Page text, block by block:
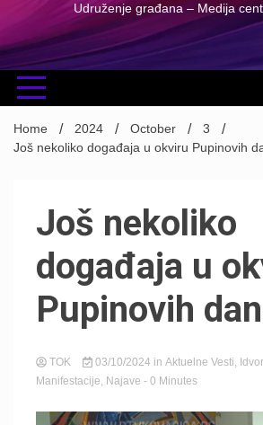
Udruženje građana – Medija
Home 2024 October
3
Još nekoliko događaja u okviru Pupinovih
Još nekoliko
događaja u
Pupinovih
TOK 03/10/2024 in Aktuelne Vesti, Idvor
Manifestacije, Najave - 0 Minutes